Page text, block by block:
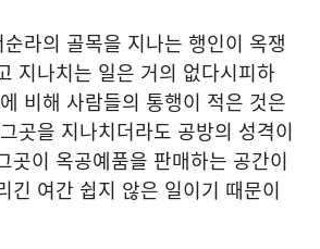
라의 골목을 지나는 행인이 옥쟁
지나치는 일은 거의 없다시피하
비해 사람들의 통행이 적은 것은
곳을 지나치더라도 공방의 성격이
곳이 옥공예품을 판매하는 공간이
긴 여간 쉽지 않은 일이기 때문이